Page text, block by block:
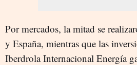
Por mercados, la mitad se
y España, mientras que las
Iberdrola Internacional Energía